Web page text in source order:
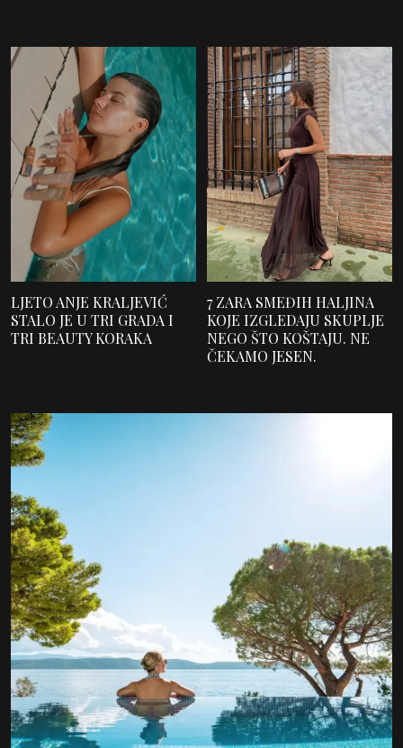
LJETO ANJE KRALJEVIĆ
STALO JE U TRI GRADA I
TRI BEAUTY KORAKA
7 ZARA SMEĐIH HALJINA
KOJE IZGLEDAJU SKUPLJE
NEGO ŠTO KOŠTAJU. NE
ČEKAMO JESEN.